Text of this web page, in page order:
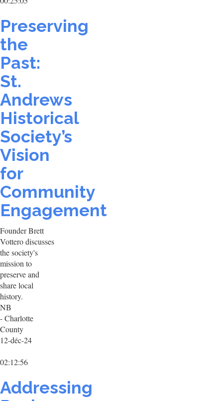
Preserving
the
Past:
St.
Andrews
Historical
Society’s
Vision
for
Community
Engagement
Founder Brett
Vottero discusses
the society's
mission to
preserve and
share local
history.
NB
- Charlotte
County
12-déc-24
02:12:56
Addressing